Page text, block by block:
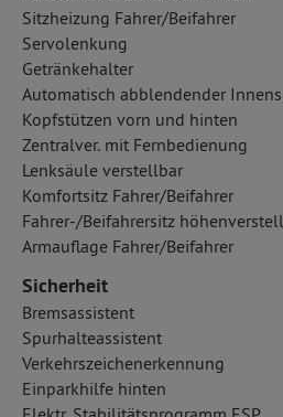
Sitzheizung Fahrer/Beifahrer
Servolenkung
Getränkehalter
Automatisch abblendender
Kopfstützen vorn und hinten
Zentralver. mit Fernbedienung
Lenksäule verstellbar
Komfortsitz Fahrer/Beifahrer
Fahrer-/Beifahrersitz
Armauflage Fahrer/Beifahrer
Sicherheit
Bremsassistent
Spurhalteassistent
Verkehrszeichenerkennung
Einparkhilfe hinten